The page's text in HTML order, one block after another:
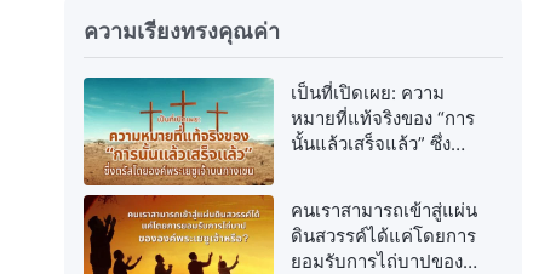
ความเรียงทรงคุณค่า
เป็นที่เปิดเผย: ความ
หมายที่แท้จริงของ “การ
นั้นแล้วเสร็จแล้ว” ซึ่ง
คนเราสามารถเข้าสู่แผ่น
ดินสวรรค์ได้แค่โดยการ
ยอมรับการไถ่บาปของ